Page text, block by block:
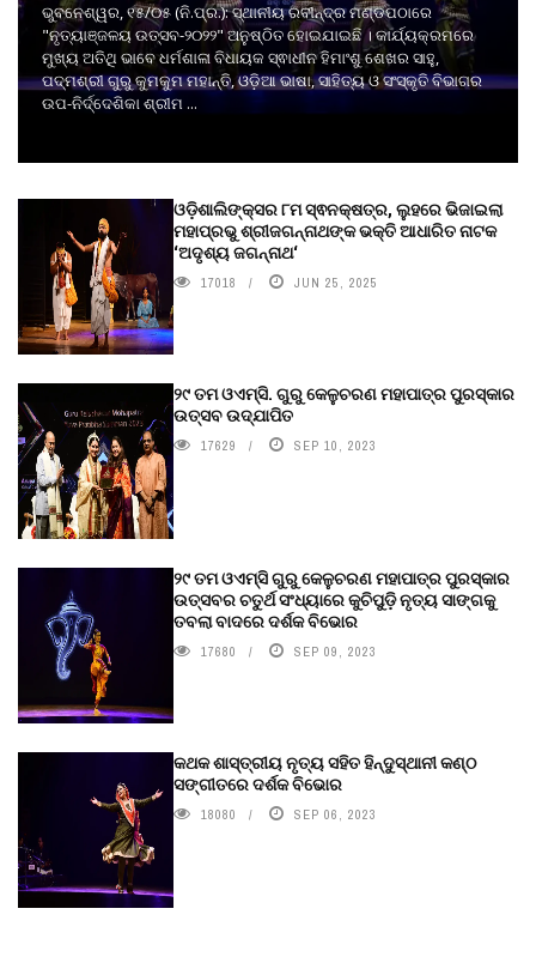
ଭୁବନେଶ୍ୱର, ୧୫/୦୫ (ନି.ପ୍ର.): ସ୍ଥାନୀୟ ରବୀନ୍ଦ୍ର ମଣ୍ଡପଠାରେ
"ନୃତ୍ୟାଞ୍ଜଳୟ ଉତ୍ସବ-୨୦୨୨" ଅନୁଷ୍ଠିତ ହୋଇଯାଇଛି । କାର୍ଯ୍ୟକ୍ରମରେ
ମୁଖ୍ୟ ଅତିଥି ଭାବେ ଧର୍ମଶାଳା ବିଧାୟକ ସ୍ଵାଧୀନ ହିମାଂଶୁ ଶେଖର ସାହୁ,
ପଦ୍ମଶ୍ରୀ ଗୁରୁ କୁମକୁମ ମହାନ୍ତି, ଓଡ଼ିଆ ଭାଷା, ସାହିତ୍ୟ ଓ ସଂସ୍କୃତି ବିଭାଗର
ଉପ-ନିର୍ଦ୍ଦେଶିକା ଶ୍ରୀମ ...
ଓଡ଼ିଶାଲିଙ୍କ୍ସର ୮ମ ସ୍ଵନକ୍ଷତ୍ର, ଲୁହରେ ଭିଜାଇଲା
ମହାପ୍ରଭୁ ଶ୍ରୀଜଗନ୍ନାଥଙ୍କ ଭକ୍ତି ଆଧାରିତ ନାଟକ
‘ଅଦୃଶ୍ୟ ଜଗନ୍ନାଥ‘
17018 JUN 25, 2025
୨୯ ତମ ଓଏମ୍‌ସି. ଗୁରୁ କେଳୁଚରଣ ମହାପାତ୍ର ପୁରସ୍କାର
ଉତ୍ସବ ଉଦ୍‍ଯାପିତ
17629 SEP 10, 2023
୨୯ ତମ ଓଏମ୍‌ସି ଗୁରୁ କେଳୁଚରଣ ମହାପାତ୍ର ପୁରସ୍କାର
ଉତ୍ସବର ଚତୁର୍ଥ ସଂଧ୍ୟାରେ କୁଚିପୁଡ଼ି ନୃତ୍ୟ ସାଙ୍ଗକୁ
ତବଲା ବାଦରେ ଦର୍ଶକ ବିଭୋର
17680 SEP 09, 2023
କଥକ ଶାସ୍ତ୍ରୀୟ ନୃତ୍ୟ ସହିତ ହିନ୍ଦୁସ୍ଥାନୀ କଣ୍ଠ
ସଙ୍ଗୀତରେ ଦର୍ଶକ ବିଭୋର
18080 SEP 06, 2023